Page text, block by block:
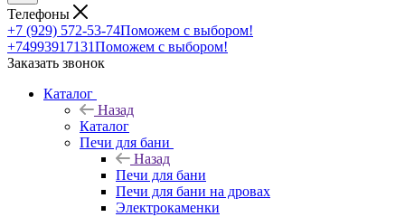
Телефоны
+7 (929) 572-53-74Поможем с выбором!
+74993917131Поможем с выбором!
Заказать звонок
Каталог
Назад
Каталог
Печи для бани
Назад
Печи для бани
Печи для бани на дровах
Электрокаменки